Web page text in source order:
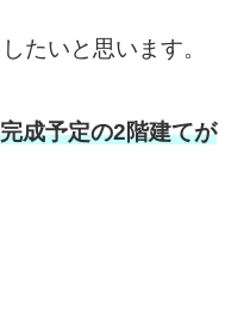
たいと思います。
成予定の2階建てが